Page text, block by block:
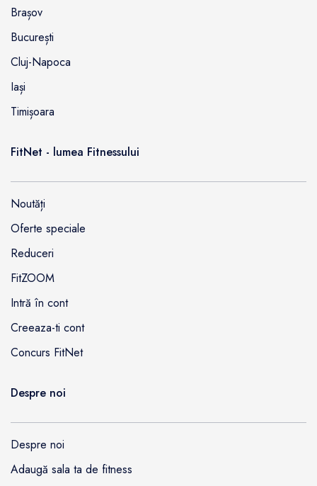
Brașov
București
Cluj-Napoca
Iași
Timișoara
FitNet - lumea Fitnessului
Noutăți
Oferte speciale
Reduceri
FitZOOM
Intră în cont
Creeaza-ti cont
Concurs FitNet
Despre noi
Despre noi
Adaugă sala ta de fitness